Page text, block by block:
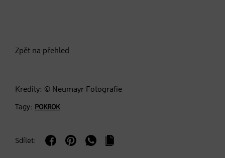
Zpět na přehled
Kredity: © Neumayr Fotografie
Tagy: POKROK
Sdílet: